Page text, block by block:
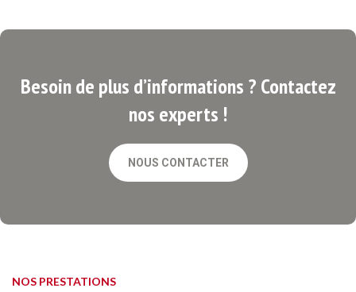
Besoin de plus d’informations ? Contactez
nos experts !
NOUS CONTACTER
NOS PRESTATIONS